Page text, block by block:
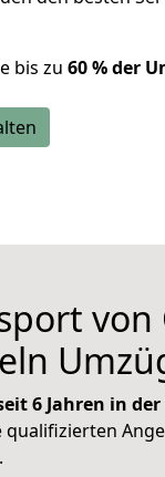
bis zu 60 % der
6 Jahren in
qualifizierten